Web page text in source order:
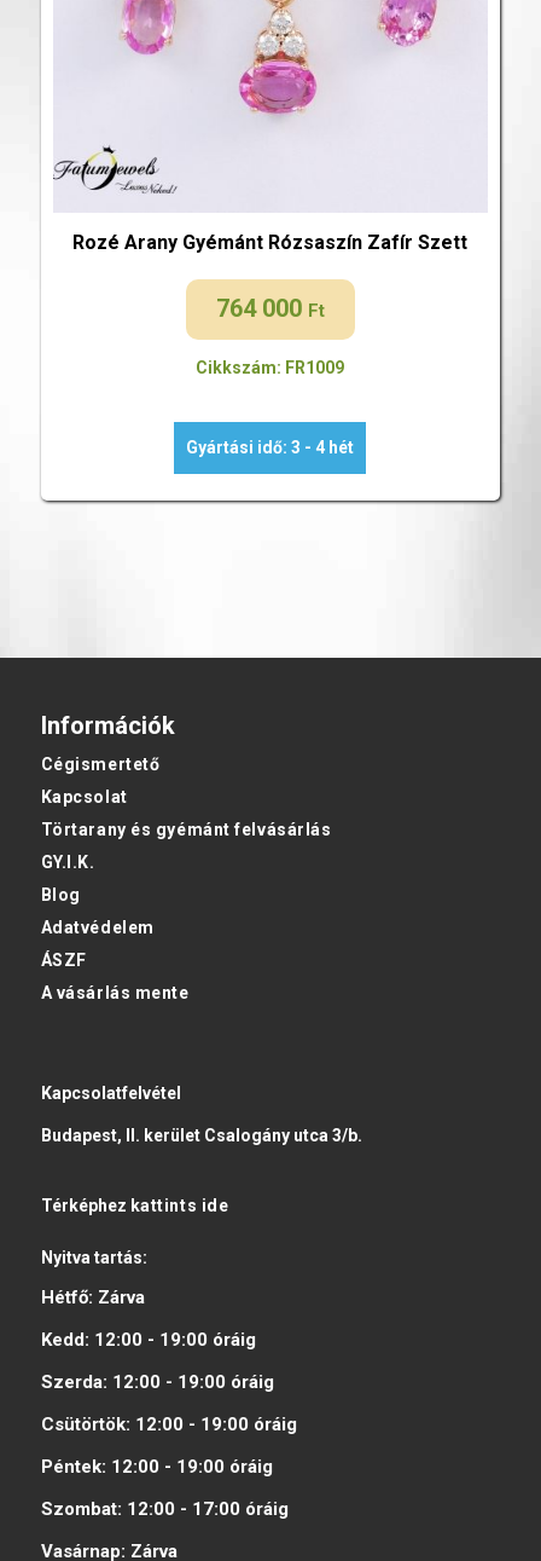
Rozé Arany Gyémánt Rózsaszín Zafír Szett
764 000 Ft
Cikkszám: FR1009
Gyártási idő: 3 - 4 hét
Információk
Cégismertető
Kapcsolat
Törtarany és gyémánt felvásárlás
GY.I.K.
Blog
Adatvédelem
ÁSZF
A vásárlás mente
Kapcsolatfelvétel
Budapest, II. kerület Csalogány utca 3/b.
Térképhez kattints ide
Nyitva tartás:
Hétfő: Zárva
Kedd: 12:00 - 19:00 óráig
Szerda: 12:00 - 19:00 óráig
Csütörtök: 12:00 - 19:00 óráig
Péntek: 12:00 - 19:00 óráig
Szombat: 12:00 - 17:00 óráig
Vasárnap: Zárva